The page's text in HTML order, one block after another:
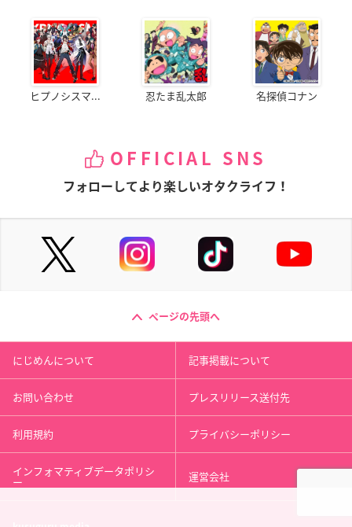
ヒプノシスマ... 忍たま乱太郎 名探偵コナン
OFFICIAL SNS
フォローしてより楽しいオタクライフ！
ページの先頭へ
にじめんについて 記事掲載について
お問い合わせ プレスリリース送付先
利用規約 プライバシーポリシー
インフォマティブデータポリシ
ー 運営会社